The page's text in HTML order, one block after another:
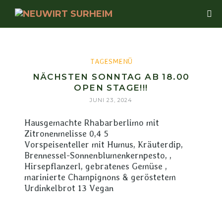
TAGESMENÜ
NÄCHSTEN SONNTAG AB 18.00
OPEN STAGE!!!
JUNI 23, 2024
Hausgemachte Rhabarberlimo mit
Zitronenmelisse 0,4 5
Vorspeisenteller mit Humus, Kräuterdip,
Brennessel-Sonnenblumenkernpesto, ,
Hirsepflanzerl, gebratenes Gemüse ,
marinierte Champignons & geröstetem
Urdinkelbrot 13 Vegan